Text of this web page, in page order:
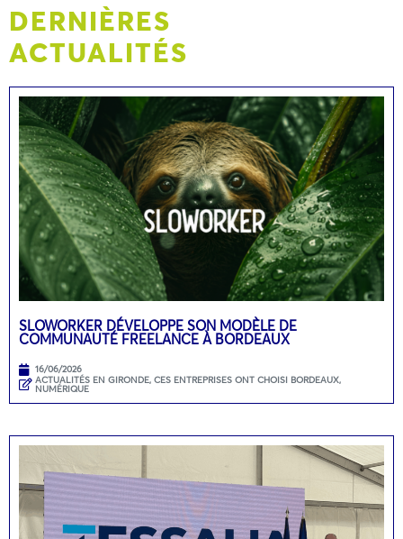
DERNIÈRES
ACTUALITÉS
SLOWORKER DÉVELOPPE SON MODÈLE DE
COMMUNAUTÉ FREELANCE À BORDEAUX
16/06/2026
ACTUALITÉS EN GIRONDE, CES ENTREPRISES ONT CHOISI BORDEAUX,
NUMÉRIQUE